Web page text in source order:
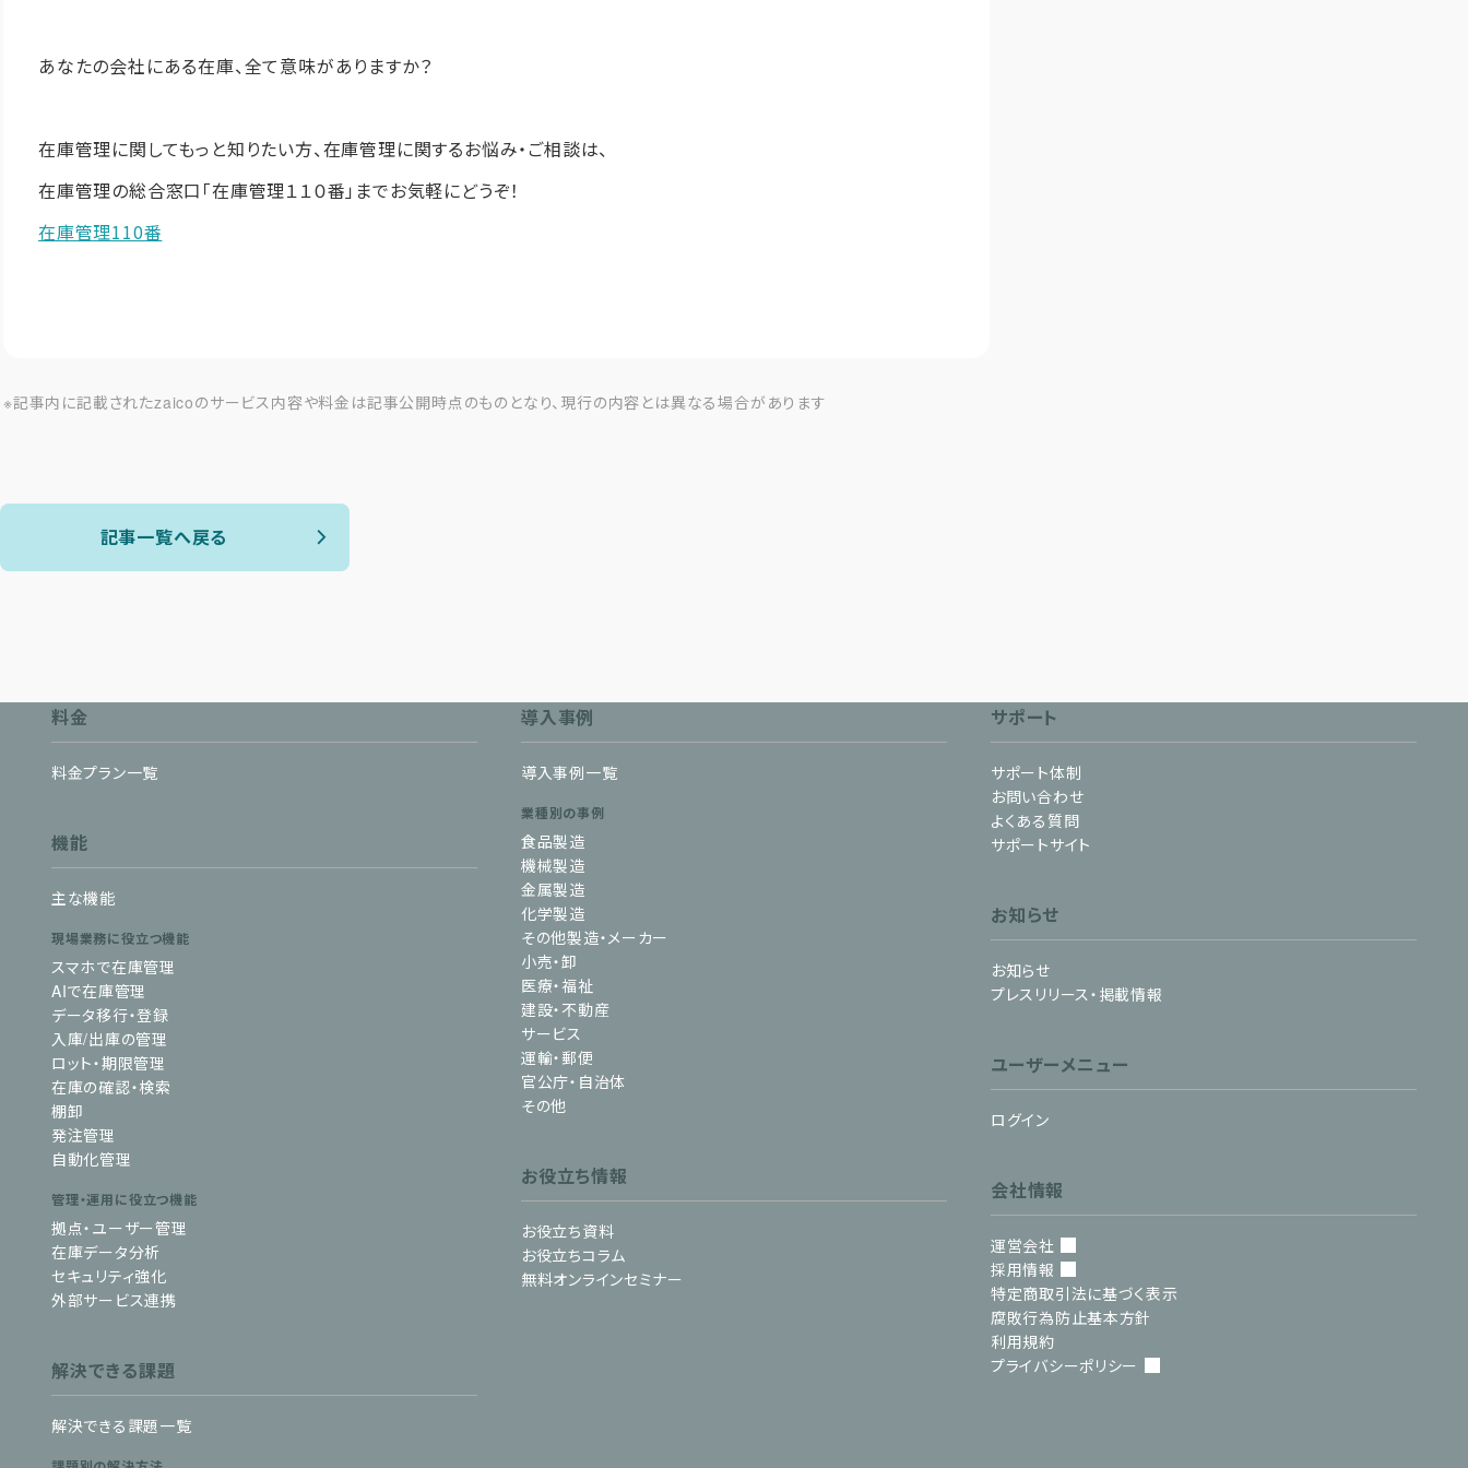
あなたの会社にある在庫、全て意味がありますか？
在庫管理に関してもっと知りたい方、在庫管理に関するお悩み・ご相談は、
在庫管理の総合窓口「在庫管理１１０番」までお気軽にどうぞ！
在庫管理110番
※記事内に記載されたzaicoのサービス内容や料金は記事公開時点のものとなり、現行の内容とは異なる場合があります
記事一覧へ戻る
料金
料金プラン一覧
機能
主な機能
現場業務に役立つ機能
スマホで在庫管理
AIで在庫管理
データ移行・登録
入庫/出庫の管理
ロット・期限管理
在庫の確認・検索
棚卸
発注管理
自動化管理
管理・運用に役立つ機能
拠点・ユーザー管理
在庫データ分析
セキュリティ強化
外部サービス連携
解決できる課題
解決できる課題一覧
導入事例
導入事例一覧
業種別の事例
食品製造
機械製造
金属製造
化学製造
その他製造・メーカー
小売・卸
医療・福祉
建設・不動産
サービス
運輸・郵便
官公庁・自治体
その他
お役立ち情報
お役立ち資料
お役立ちコラム
無料オンラインセミナー
サポート
サポート体制
お問い合わせ
よくある質問
サポートサイト
お知らせ
お知らせ
プレスリリース・掲載情報
ユーザーメニュー
ログイン
会社情報
運営会社
採用情報
特定商取引法に基づく表示
腐敗行為防止基本方針
利用規約
プライバシーポリシー